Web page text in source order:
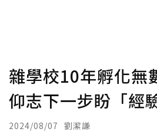
雜學校10年孵化無
仰志下一步盼「經
2024/08/07 劉潔謙